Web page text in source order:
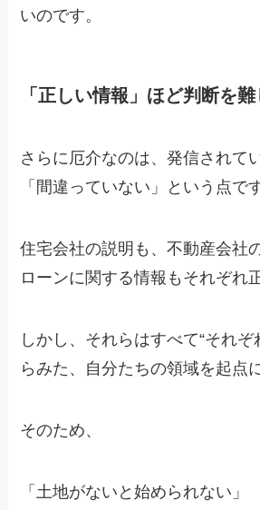
いのです。
「正しい情報」ほど判断を
さらに厄介なのは、発信されて
「間違っていない」という点で
住宅会社の説明も、不動産会社
ローンに関する情報もそれぞれ
しかし、それらはすべて“それ
らみた、自分たちの領域を起点
そのため、
「土地がないと始められない」